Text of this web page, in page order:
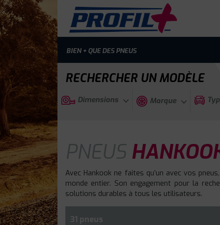
BIEN + QUE DES PNEUS
RECHERCHER UN MODÈLE
Dimensions Marque
PNEUS
Avec Hankook ne faites qu’un avec vos
monde entier. Son engagement pour la
solutions durables à tous les utilisateurs.
31 pneus